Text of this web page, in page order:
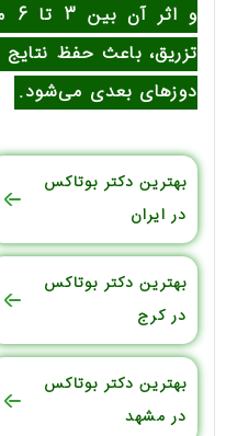
تزریق، باعث حفظ
دوزهای بعدی می‌شود.
بهترین دکتر بوتاکس
در ایران
بهترین دکتر بوتاکس
در کرج
بهترین دکتر بوتاکس
در مشهد